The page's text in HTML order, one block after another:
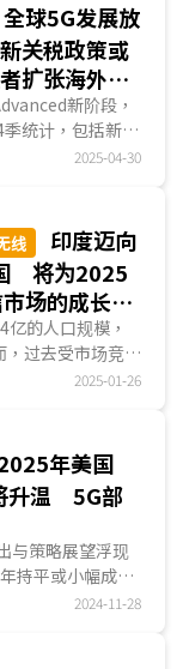
全球5G发展放
关税政策或
扩张海外市
新阶段，
统计，包括新增
基...
2025-04-30
线
印度迈向
将为2025
场的成长风
的人口规模，
过去受市场竞争
力等多种因...
2025-01-26
年美国
升温 5G部
与策略展望浮现
持平或小幅成
在2025年...2024-11-28